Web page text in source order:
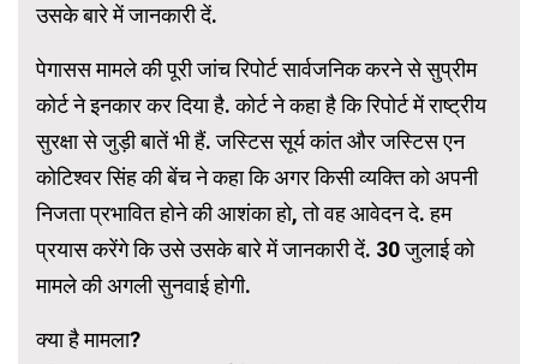
उसके बारे में जानकारी दें.
पेगासस मामले की पूरी जांच रिपोर्ट सार्वजनिक करने से सुप्रीम
कोर्ट ने इनकार कर दिया है. कोर्ट ने कहा है कि रिपोर्ट में राष्ट्रीय
सुरक्षा से जुड़ी बातें भी हैं. जस्टिस सूर्य कांत और जस्टिस एन
कोटिश्वर सिंह की बेंच ने कहा कि अगर किसी व्यक्ति को अपनी
निजता प्रभावित होने की आशंका हो, तो वह आवेदन दे. हम
प्रयास करेंगे कि उसे उसके बारे में जानकारी दें. 30 जुलाई को
मामले की अगली सुनवाई होगी.
क्या है मामला?